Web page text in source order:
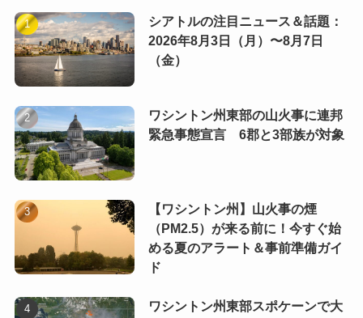
シアトルの注目ニュース＆話題：
2026年8月3日（月）〜8月7日
（金）
ワシントン州東部の山火事に連邦
緊急事態宣言 6郡と3部族が対象
【ワシントン州】山火事の煙
（PM2.5）が来る前に！今すぐ始
める夏のアラート＆事前準備ガイ
ド
ワシントン州東部スポケーンで大